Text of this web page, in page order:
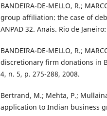
BANDEIRA-DE-MELLO, R.;
group affiliation: the case of
ANPAD 32. Anais. Rio de
BANDEIRA-DE-MELLO, R.;
discretionary firm donations in
4, n. 5, p. 275-288, 2008.
Bertrand, M.; Mehta, P.;
application to Indian business